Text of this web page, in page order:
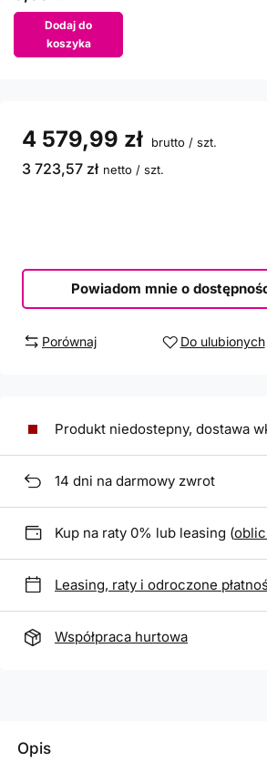
Dodaj do
koszyka
4 579,99 zł brutto / szt.
3 723,57 zł netto / szt.
Powiadom mnie o
Porównaj Do ulubionych
Produkt niedostepny, dostawa
14 dni na darmowy zwrot
Kup na raty 0% lub leasing (
Leasing, raty i odroczone
Współpraca hurtowa
Opis